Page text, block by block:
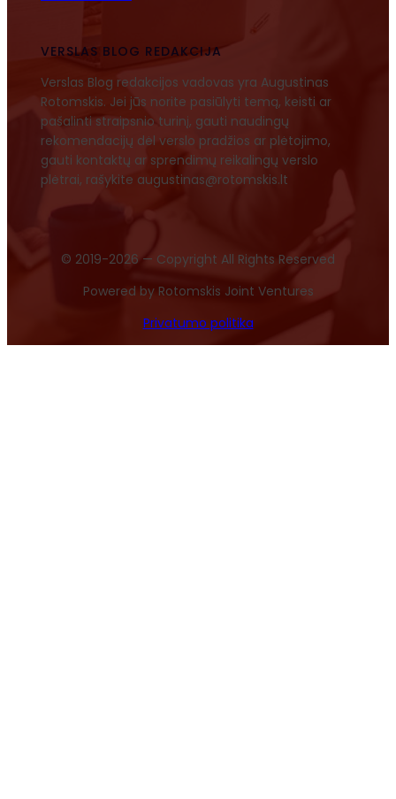
VERSLAS BLOG REDAKCIJA
Verslas Blog redakcijos vadovas yra Augustinas
Rotomskis. Jei jūs norite pasiūlyti temą, keisti ar
pašalinti straipsnio turinį, gauti naudingų
rekomendacijų dėl verslo pradžios ar plėtojimo,
gauti kontaktų ar sprendimų reikalingų verslo
plėtrai, rašykite augustinas@rotomskis.lt
© 2019-2026 — Copyright All Rights Reserved
Powered by Rotomskis Joint Ventures
Privatumo politika